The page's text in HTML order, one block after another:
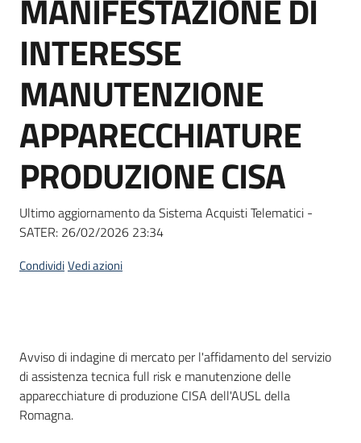
e
Supporto
telematiche
site
MANIFESTAZIONE DI
INTERESSE
MANUTENZIONE
APPARECCHIATURE
PRODUZIONE CISA
Ultimo aggiornamento da Sistema Acquisti Telematici -
SATER: 26/02/2026 23:34
CondividiVedi azioni
Dati del bando
Avviso di indagine di mercato per l'affidamento del servizio
di assistenza tecnica full risk e manutenzione delle
apparecchiature di produzione CISA dell'AUSL della
Romagna.